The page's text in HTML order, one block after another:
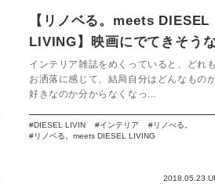
【リノベる。meets DIESEL
LIVING】映画にでてきそう
部屋を、あなたにも。
インテリア雑誌をめくっていると、どれも
お洒落に感じて、結局自分はどんなもの
好きなのか分からなくなっ...
DIESEL LIVIN インテリア
リノべる。
リノベる。meets DIESEL LIVING
2018.05.23